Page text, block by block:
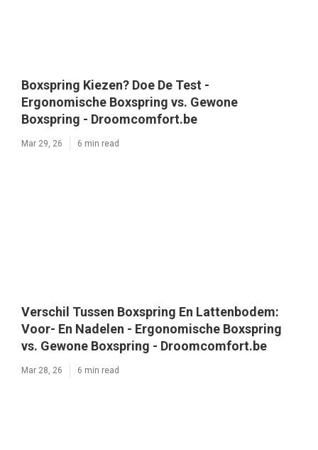
Boxspring Kiezen? Doe De Test -
Ergonomische Boxspring vs. Gewone
Boxspring - Droomcomfort.be
Mar 29, 26 6 min read
Verschil Tussen Boxspring En Lattenbodem:
Voor- En Nadelen - Ergonomische Boxspring
vs. Gewone Boxspring - Droomcomfort.be
Mar 28, 26 6 min read